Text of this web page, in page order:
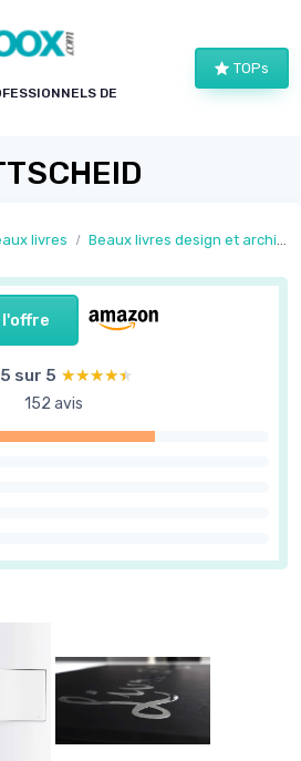
DE
TOPs
livres Beaux livres design et architecture
l'offre
sur 5 ★★★★★
★★★★★
152 avis